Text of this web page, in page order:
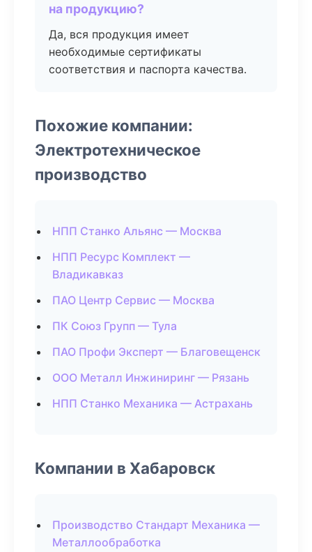
на продукцию?
Да, вся продукция имеет
необходимые сертификаты
соответствия и паспорта качества.
Похожие компании:
Электротехническое
производство
НПП Станко Альянс — Москва
НПП Ресурс Комплект —
Владикавказ
ПАО Центр Сервис — Москва
ПК Союз Групп — Тула
ПАО Профи Эксперт — Благовещенск
ООО Металл Инжиниринг — Рязань
НПП Станко Механика — Астрахань
Компании в Хабаровск
Производство Стандарт Механика —
Металлообработка